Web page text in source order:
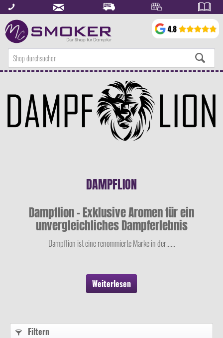
DAMPFLION
Dampflion – Exklusive Aromen für ein
unvergleichliches Dampferlebnis
Dampflion ist eine renommierte Marke in der......
Weiterlesen
Filtern